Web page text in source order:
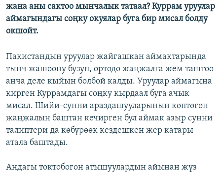
жана аны сактоо мынчалык татаал? Куррам уруулар
аймагындагы соңку окуялар буга бир мисал болду
окшойт.
Пакистандын уруулар жайгашкан аймактарында
тынч жашоону бузуп, ортодо жаңжалга жем таштоо
анча деле кыйын болбой калды. Уруулар аймагына
кирген Куррамдагы соңку кырдаал буга ачык
мисал. Шийи-сунни араздашууларынын көптөгөн
жаңжалын баштан кечирген бул аймак азыр сунни
талиптери да көбүрөөк кездешкен жер катары
атала баштады.
Андагы токтобогон атышуулардын айынан жүз